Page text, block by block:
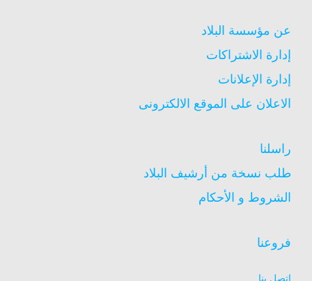
عن مؤسسة البلاد
إدارة الاشتراكات
إدارة الإعلانات
الاعلان على الموقع الالكترونى
راسلنا
طلب نسخة من أرشيف البلاد
الشروط و الأحكام
فروعنا
اتصل بنا